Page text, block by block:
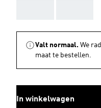
Valt normaal. We
maat te bestellen.
In winkelwagen